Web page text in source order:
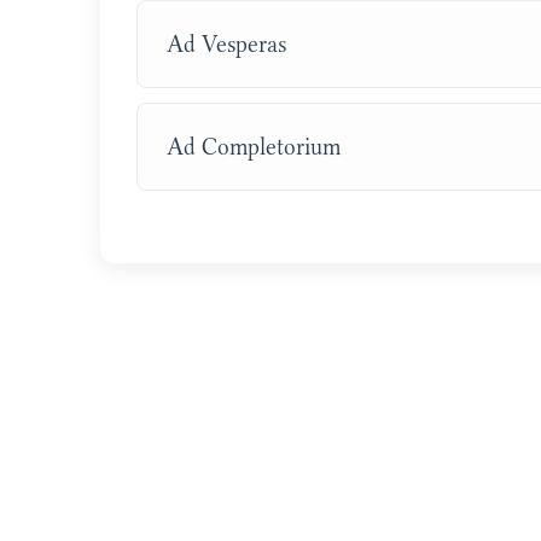
Ad Vesperas
Ad Completorium